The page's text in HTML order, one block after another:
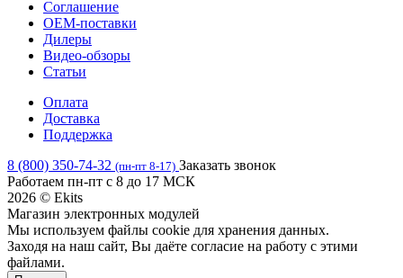
Соглашение
OEM-поставки
Дилеры
Видео-обзоры
Статьи
Оплата
Доставка
Поддержка
8 (800) 350-74-32 (пн-пт 8-17) Заказать звонок
Работаем пн-пт с 8 до 17 МСК
2026 © Ekits
Магазин электронных модулей
Мы используем файлы cookie для хранения данных.
Заходя на наш сайт, Вы даёте согласие на работу с этими
файлами.